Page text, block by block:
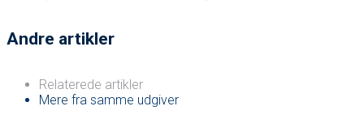
Andre artikler
Relaterede artikler
Mere fra samme udgiver